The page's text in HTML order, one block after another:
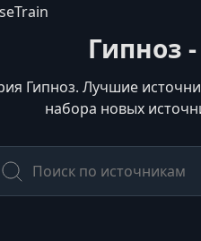
Гипноз
Гипноз. Лучшие
набора новых